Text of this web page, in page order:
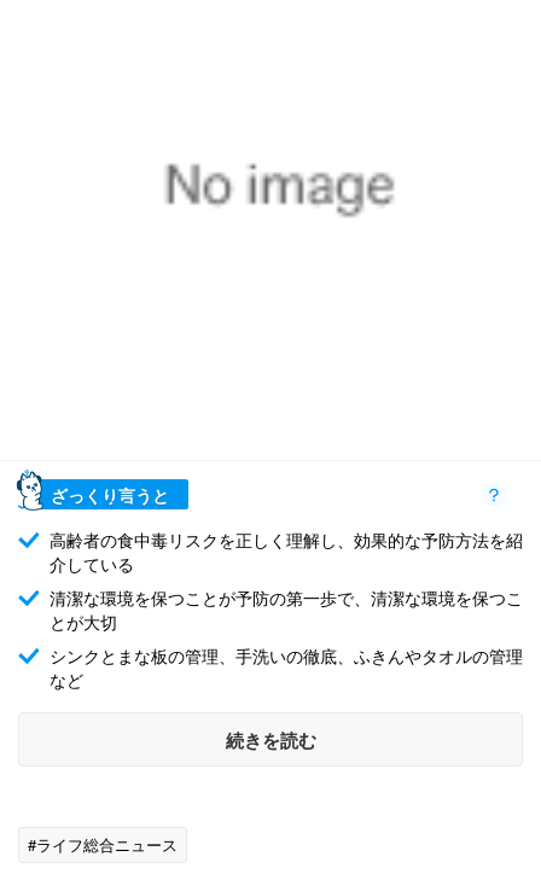
ざっくり言うと
高齢者の食中毒リスクを正しく理解し、効果的な予防方法を紹
介している
清潔な環境を保つことが予防の第一歩で、清潔な環境を保つこ
とが大切
シンクとまな板の管理、手洗いの徹底、ふきんやタオルの管理
など
続きを読む
#ライフ総合ニュース